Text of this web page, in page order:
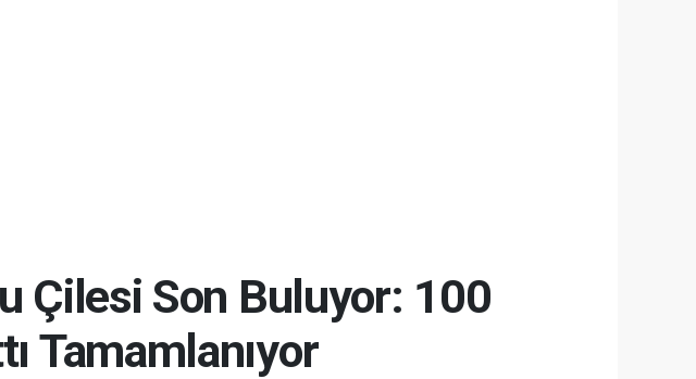
Çilesi Son Buluyor: 100
Tamamlanıyor